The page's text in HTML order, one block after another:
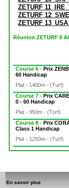
ZETURF
ZETURF
ZETURF
Réunion ZETURF 8
Course 6 -Prix
60 Handicap
Plat - 1400m - (Turf)
Course 7 -Prix
0 - 60 Handicap
Plat - 950m - (Turf)
Course 8 -Prix
Class 1 Handicap
Plat - 1250m - (Turf)
En savoir plus